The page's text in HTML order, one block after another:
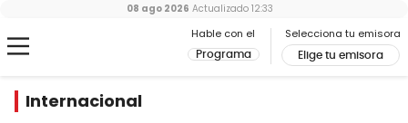
Hable con el
Programa
Selecciona tu emisora
Elige tu emisora
08 ago 2026 Actualizado 12:33
Internacional